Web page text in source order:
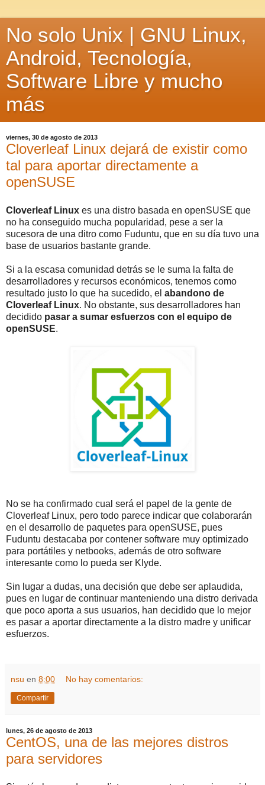
No solo Unix | GNU Linux,
Android, Tecnología,
Software Libre y mucho
más
viernes, 30 de agosto de 2013
Cloverleaf Linux dejará de existir como
tal para aportar directamente a
openSUSE
Cloverleaf Linux es una distro basada en openSUSE que
no ha conseguido mucha popularidad, pese a ser la
sucesora de una ditro como Fuduntu, que en su día tuvo una
base de usuarios bastante grande.
Si a la escasa comunidad detrás se le suma la falta de
desarrolladores y recursos económicos, tenemos como
resultado justo lo que ha sucedido, el abandono de
Cloverleaf Linux. No obstante, sus desarrolladores han
decidido pasar a sumar esfuerzos con el equipo de
openSUSE.
No se ha confirmado cual será el papel de la gente de
Cloverleaf Linux, pero todo parece indicar que colaborarán
en el desarrollo de paquetes para openSUSE, pues
Fuduntu destacaba por contener software muy optimizado
para portátiles y netbooks, además de otro software
interesante como lo pueda ser Klyde.
Sin lugar a dudas, una decisión que debe ser aplaudida,
pues en lugar de continuar manteniendo una distro derivada
que poco aporta a sus usuarios, han decidido que lo mejor
es pasar a aportar directamente a la distro madre y unificar
esfuerzos.
nsu en 8:00 No hay comentarios:
Compartir
lunes, 26 de agosto de 2013
CentOS, una de las mejores distros
para servidores